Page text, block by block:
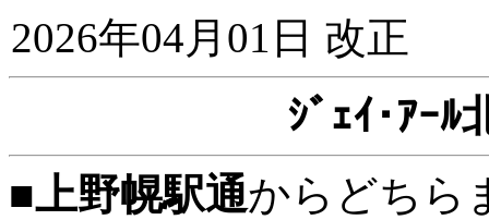
2026年04月01日 改正
ｼﾞｪｲ･ｱｰﾙ
■上野幌駅通からどちら